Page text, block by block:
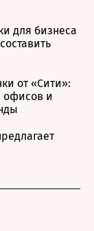
для бизнеса
от «Сити»:
офисов и